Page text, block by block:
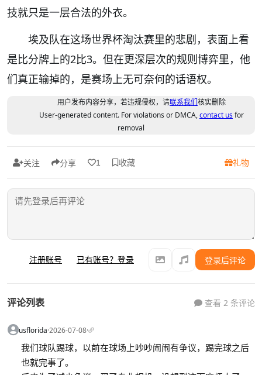
技就只是一层合法的外衣。
埃及队在这场世界杯淘汰赛里的悲剧，表面上看
是比分牌上的2比3。但在更深层次的规则博弈里，他
们真正输掉的，是赛场上无可奈何的话语权。
用户发布内容分享，若违规侵权，请联系我们核实删除
User-generated content. For violations or DMCA,contact usfor
removal
关注 分享 1 收藏 礼物
注册账号 已有账号？登录 登录后评论
评论列表 查看 2 条评论
usflorida·2026-07-08·
我们球队踢球，以前在球场上吵吵闹闹有争议，踢完球之后
也就完事了。